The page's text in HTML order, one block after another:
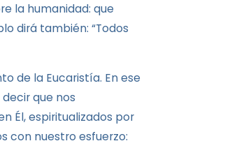
la humanidad: que
dirá también: “Todos
de la Eucaristía. En ese
que nos
Él, espiritualizados por
con nuestro esfuerzo: